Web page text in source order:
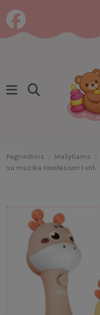
Pagrindinis Mažyliams
su muzika Montessori 1 vnt.